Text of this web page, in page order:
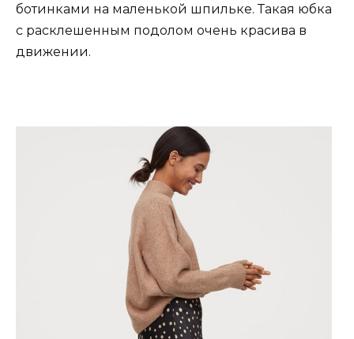
ботинками на маленькой шпильке. Такая юбка
с расклешенным подолом очень красива в
движении.